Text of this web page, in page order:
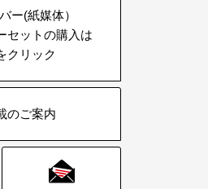
ー(紙媒体）
セットの購入は
クリック
のご案内